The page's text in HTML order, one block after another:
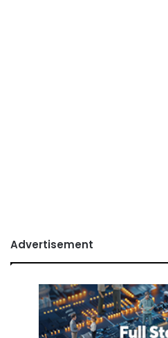
Advertisement